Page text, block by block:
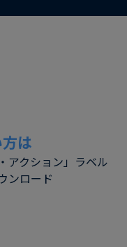
は
アクション」ラベル
ンロード